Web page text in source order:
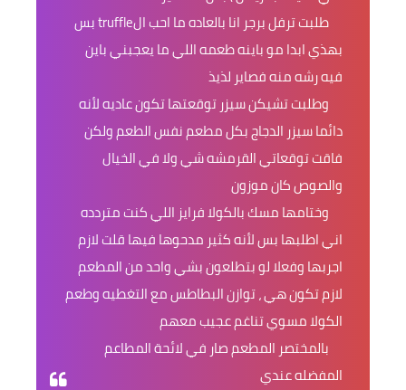
طلبت ترفل برجر انا بالعاده ما احب الtruffle بس
بهذي ابدا مو باينه طعمه اللي ما يعجبني باين
فيه رشه منه فصاير لذيذ
وطلبت تشيكن سيزر توقعتها تكون عاديه لأنه
دائما سيزر الدجاج بكل مطعم نفس الطعم ولكن
فاقت توقعاتي القرمشه شي ولا في الخيال
والصوص كان موزون
وختامها مسك بالكولا فرايز اللي كنت متردده
اني اطلبها بس لأنه كثير مدحوها فيها قلت لازم
اجربها وفعلا لو بتطلعون بشي واحد من المطعم
لازم تكون هي ، توازن البطاطس مع التغطيه وطعم
الكولا مسوي تناغم عجيب معهم
بالمختصر المطعم صار في لائحة المطاعم
المفضله عندي